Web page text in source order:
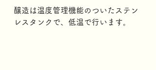
醸造は温度管理機能のついたステン
レスタンクで、低温で行います。